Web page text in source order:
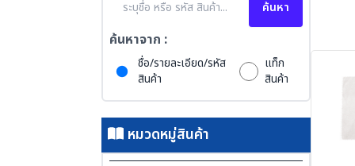
ค้นหา
ค้นหาจาก :
ชื่อ/รายละเอียด/รหัส
สินค้า
แท็ก
สินค้า
หมวดหมู่สินค้า